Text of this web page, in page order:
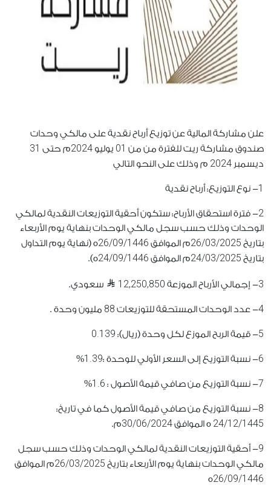
علن مشاركة المالية عن توزيع أرباح نقدية على مالكي وحدات
صندوق مشاركة ريت للفترة من من 01 يوليو 2024م حتى 31
ديسمبر 2024 م وذلك على النحو التالي
1- نوع التوزيع: أرباح نقدية
2- فترة استحقاق الأرباح: ستكون أحقية التوزيعات النقدية لمالكي
الوحدات وذلك حسب سجل مالكي الوحدات بنهاية يوم الأربعاء
بتاريخ 26/03/2025م الموافق 26/09/1446ه (نهاية يوم التداول
بتاريخ 24/03/2025م الموافق 24/09/1446ه).
3- إجمالي الأرباح الموزعة 12,250,850 سعودي.
4- عدد الوحدات المستحقة للتوزيعات 88 مليون وحدة .
5- قيمة الربح الموزع لكل وحدة (ريال): 0.139
6- نسبة التوزيع إلى السعر الأولي للوحدة :1.39
%
7- نسبة التوزيع من صافي قيمة الأصول : 1.6
%
8- نسبة التوزيع من صافي قيمة الأصول كما في تاريخ:
24/12/1445 ه الموافق30/06/2024م.
9- أحقية التوزيعات النقدية لمالكي الوحدات وذلك حسب سجل
مالكي الوحدات بنهاية يوم الأربعاء بتاريخ 26/03/2025م الموافق
26/09/1446ه